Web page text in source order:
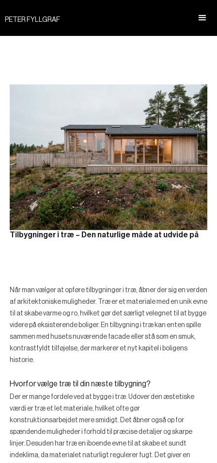
PETER FYLLGRAF
Tilbygninger i træ – Den naturlige måde at udvide på
Når man vælger at opføre tilbygninger i træ, åbner der sig en verden
af arkitektoniske muligheder. Træ er et materiale med en unik evne
til at skabe varme og ro, hvilket gør det særligt velegnet til at bygge
videre på eksisterende boliger. En tilbygning i træ kan enten spille
sammen med husets nuværende facade eller stå som en smuk,
kontrastfyldt tilføjelse, der markerer et nyt kapitel i boligens
historie.
Hvorfor vælge træ til din næste tilbygning?
Der er mange fordele ved at bygge i træ. Udover den æstetiske
værdi er træ et let materiale, hvilket ofte gør
konstruktionsarbejdet mere smidigt. Det åbner også op for
spændende muligheder i forhold til præcise detaljer og skarpe
linjer. Desuden har træ en iboende evne til at skabe et sundt
indeklima, da materialet naturligt regulerer fugt. Det giver en